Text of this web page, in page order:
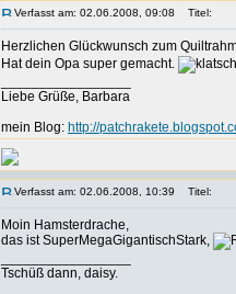
Verfasst am: 02.06.2008, 09:08 Titel:
Herzlichen Glückwunsch zum
Hat dein Opa super gemacht.
Liebe Grüße, Barbara
mein Blog: http://
Verfasst am: 02.06.2008, 10:39 Titel:
Moin Hamsterdrache,
das ist SuperMegaGigantischStark,
Tschüß dann, daisy.